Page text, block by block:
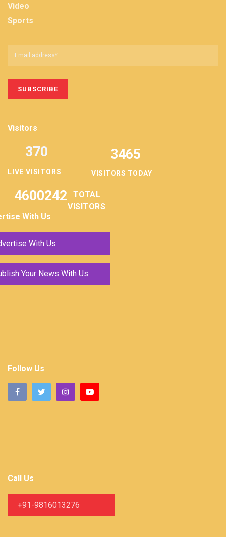
Video
Sports
Visitors
LIVE VISITORS
370 3465
VISITORS TODAY
4600242
TOTAL
VISITORS
With Us
With Us
Your News With Us
Follow Us
Call Us
+91-9816013276